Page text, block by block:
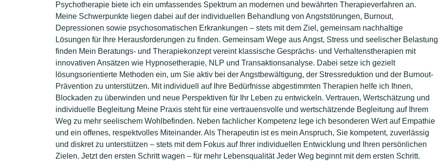
Psychotherapie biete ich ein umfassendes Spektrum an modernen und bewährten Therapieverfahren an.
Meine Schwerpunkte liegen dabei auf der individuellen Behandlung von Angststörungen, Burnout,
Depressionen sowie psychosomatischen Erkrankungen – stets mit dem Ziel, gemeinsam nachhaltige
Lösungen für Ihre Herausforderungen zu finden. Gemeinsam Wege aus Angst, Stress und seelischer Belastung
finden Mein Beratungs- und Therapiekonzept vereint klassische Gesprächs- und Verhaltenstherapien mit
innovativen Ansätzen wie Hypnosetherapie, NLP und Transaktionsanalyse. Dabei setze ich gezielt
lösungsorientierte Methoden ein, um Sie aktiv bei der Angstbewältigung, der Stressreduktion und der Burnout-
Prävention zu unterstützen. Mit individuell auf Ihre Bedürfnisse abgestimmten Therapien helfe ich Ihnen,
Blockaden zu überwinden und neue Perspektiven für Ihr Leben zu entwickeln. Vertrauen, Wertschätzung und
individuelle Begleitung Meine Praxis steht für eine vertrauensvolle und wertschätzende Begleitung auf Ihrem
Weg zu mehr seelischem Wohlbefinden. Neben fachlicher Kompetenz lege ich besonderen Wert auf Empathie
und ein offenes, respektvolles Miteinander. Als Therapeutin ist es mein Anspruch, Sie kompetent, zuverlässig
und diskret zu unterstützen – stets mit dem Fokus auf Ihrer individuellen Entwicklung und Ihren persönlichen
Zielen. Jetzt den ersten Schritt wagen – für mehr Lebensqualität Jeder Weg beginnt mit dem ersten Schritt.